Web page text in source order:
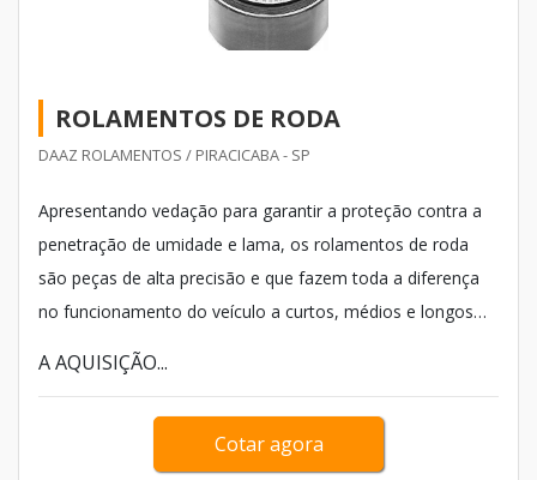
ROLAMENTOS DE RODA
DAAZ ROLAMENTOS / PIRACICABA - SP
Apresentando vedação para garantir a proteção contra a
penetração de umidade e lama, os rolamentos de roda
são peças de alta precisão e que fazem toda a diferença
no funcionamento do veículo a curtos, médios e longos
qualidade evita uma série de problemas.
A AQUISIÇÃO...
Cotar agora